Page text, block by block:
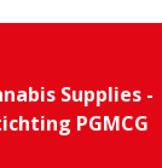
Supplies -
PGMCG